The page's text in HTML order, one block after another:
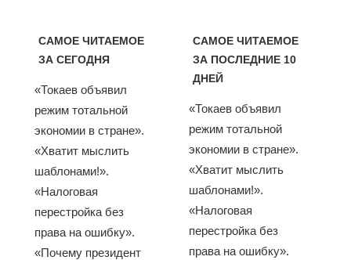
САМОЕ ЧИТАЕМОЕ
ЗА СЕГОДНЯ
«Токаев объявил
режим тотальной
экономии в стране».
«Хватит мыслить
шаблонами!».
«Налоговая
перестройка без
права на ошибку».
«Почему президент
САМОЕ ЧИТАЕМОЕ
ЗА ПОСЛЕДНИЕ 10
ДНЕЙ
«Токаев объявил
режим тотальной
экономии в стране».
«Хватит мыслить
шаблонами!».
«Налоговая
перестройка без
права на ошибку».